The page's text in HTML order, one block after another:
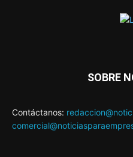
SOBRE
Contáctanos: